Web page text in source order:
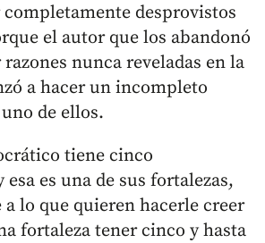
desprovistos
el autor que los abandonó
nunca reveladas en la
a hacer un incompleto
de ellos.
tiene cinco
es una de sus fortalezas,
lo que quieren hacerle creer
fortaleza tener cinco y hasta